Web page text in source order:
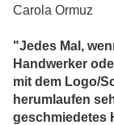
Carola Ormuz
"Jedes Mal,
Handwerker
mit dem Logo/
herumlaufen
geschmiedetes